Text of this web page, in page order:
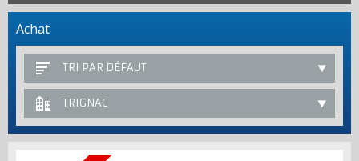
Achat
TRI PAR DÉFAUT
TRIGNAC